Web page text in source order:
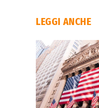
LEGGI ANCHE